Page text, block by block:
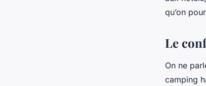
9 min de lecture
qu’on
Le
On ne
camping